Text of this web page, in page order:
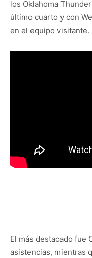
los Oklahoma
último cuarto y con
en el equipo visitante.
El más destacado fue
asistencias, mientras